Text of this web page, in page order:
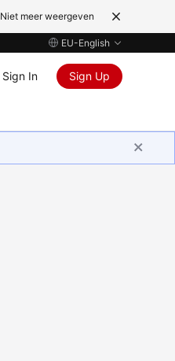
Niet meer weergeven
EU-English
Sign In Sign Up